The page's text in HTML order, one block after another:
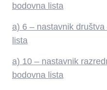
bodovna lista
a) 6 – nastavnik
lista
a) 10 – nastavnik
bodovna lista